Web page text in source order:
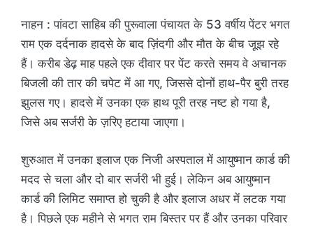
नाहन : पांवटा साहिब की पुरूवाला पंचायत के 53 वर्षीय पेंटर भगत
राम एक दर्दनाक हादसे के बाद ज़िंदगी और मौत के बीच जूझ रहे
हैं। करीब डेढ़ माह पहले एक दीवार पर पेंट करते समय वे अचानक
बिजली की तार की चपेट में आ गए, जिससे दोनों हाथ-पैर बुरी तरह
झुलस गए। हादसे में उनका एक हाथ पूरी तरह नष्ट हो गया है,
जिसे अब सर्जरी के ज़रिए हटाया जाएगा।
शुरुआत में उनका इलाज एक निजी अस्पताल में आयुष्मान कार्ड की
मदद से चला और दो बार सर्जरी भी हुई। लेकिन अब आयुष्मान
कार्ड की लिमिट समाप्त हो चुकी है और इलाज अधर में लटक गया
है। पिछले एक महीने से भगत राम बिस्तर पर हैं और उनका परिवार